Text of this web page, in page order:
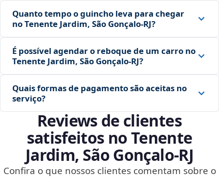
Quanto tempo o guincho leva para chegar
no Tenente Jardim, São Gonçalo‑RJ?
É possível agendar o reboque de um carro no
Tenente Jardim, São Gonçalo‑RJ?
Quais formas de pagamento são aceitas no
serviço?
Reviews de clientes
satisfeitos no Tenente
Jardim, São Gonçalo‑RJ
Confira o que nossos clientes comentam sobre o